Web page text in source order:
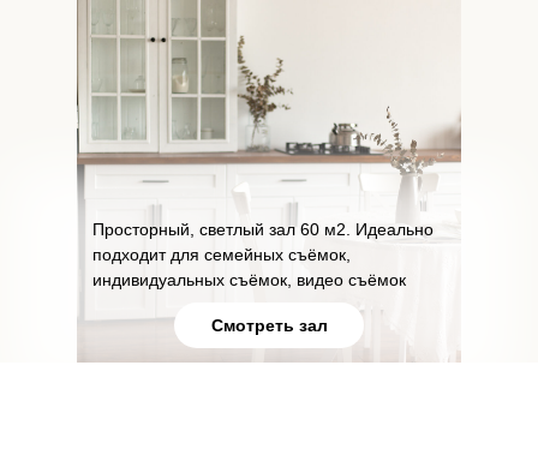
Просторный, светлый зал 60 м2. Идеально
подходит для семейных съёмок,
индивидуальных съёмок, видео съёмок
Смотреть зал